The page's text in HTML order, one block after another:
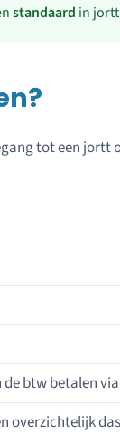
standaard in
tot een jortt
btw betalen
overzichtelijk